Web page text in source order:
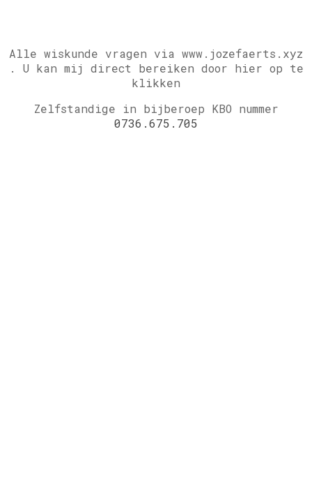
Alle wiskunde vragen via www.jozefaerts.xyz
. U kan mij direct bereiken door hier op te
klikken
Zelfstandige in bijberoep KBO nummer
0736.675.705